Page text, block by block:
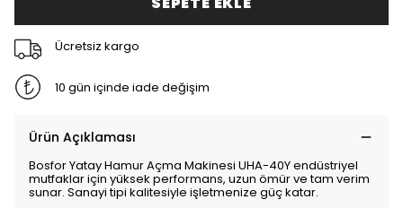
Ücretsiz kargo
10 gün içinde iade değişim
Ürün Açıklaması
Bosfor Yatay Hamur Açma Makinesi UHA-40Y endüstriyel
mutfaklar için yüksek performans, uzun ömür ve tam verim
sunar. Sanayi tipi kalitesiyle işletmenize güç katar.